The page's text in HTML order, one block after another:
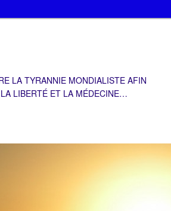
LA TYRANNIE MONDIALISTE AFIN
LIBERTÉ ET LA MÉDECINE…